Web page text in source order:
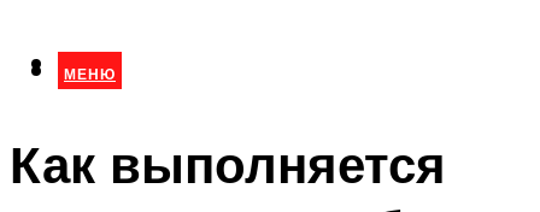
МЕНЮ
МЕНЮ
Как выполняется